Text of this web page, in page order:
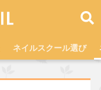
ネイルスクール選び